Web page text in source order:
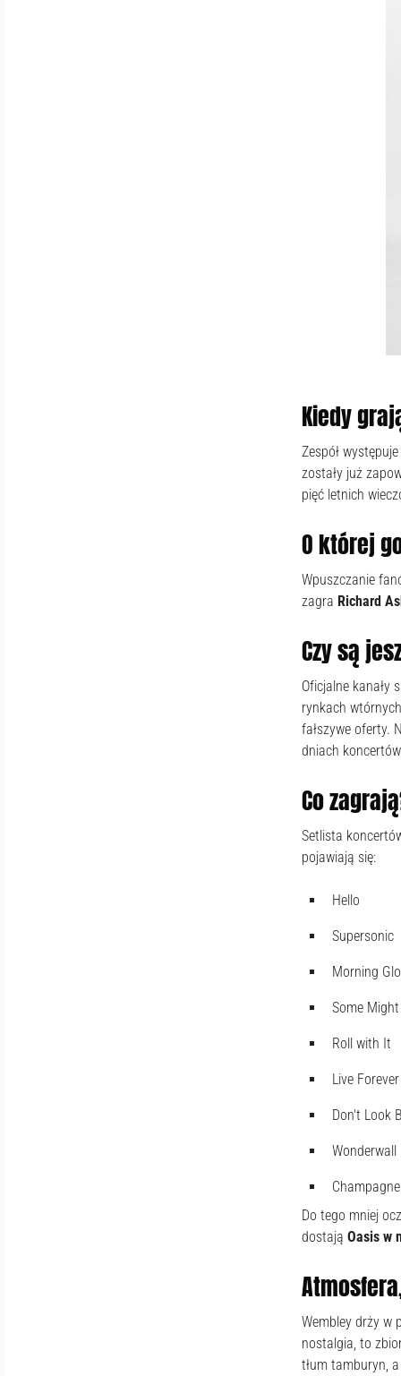
Kiedy
Zespół
zostały już
pięć letnich
O której
Wpuszczanie
zagra Richard
Czy są
Oficjalne kanały
rynkach
fałszywe oferty.
dniach
Co
Setlista
pojawiają się:
Hello
Supersonic
Morning
Some
Roll with It
Live Forever
Don't Look
Wonderwall
Do tego mniej
dostają Oasis w
Wembley drży w
nostalgia, to
tłum tamburyn,